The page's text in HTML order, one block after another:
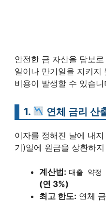
안전한 금 자산을 담보
일이나 만기일을 지키지
비용이 발생할 수 있습니
1. 연체 금리 산
이자를 정해진 날에 내
기)일에 원금을 상환하
계산법: 대출 약정
(연 3%)
최고 한도: 연체